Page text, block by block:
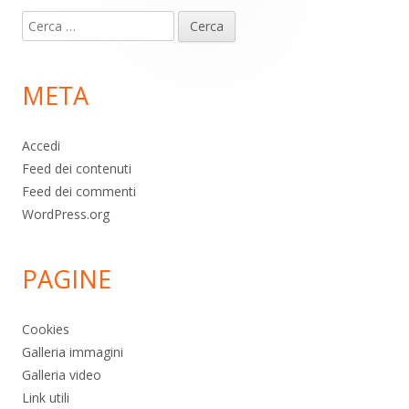
piè
pagina
Ricerca
per:
META
Accedi
Feed dei contenuti
Feed dei commenti
WordPress.org
PAGINE
Cookies
Galleria immagini
Galleria video
Link utili